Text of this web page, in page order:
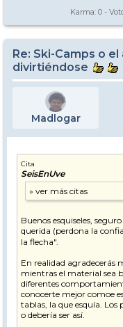
Karma: 0 -
Re: Ski-Camps o
divirtiéndose
Madlogar
Cita
SeisEnUve
Buenos esquiseles,
querida (perdona la
la flecha".
En realidad agradecerás
mientras el material sea
diferentes
conocerte mejor comoe
tablas, la que esquía. Los
o debería ser así.